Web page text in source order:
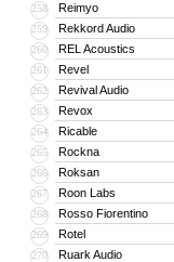
258 Reimyo
259 Rekkord Audio
260 REL Acoustics
261 Revel
262 Revival Audio
263 Revox
264 Ricable
265 Rockna
266 Roksan
267 Roon Labs
268 Rosso Fiorentino
269 Rotel
270 Ruark Audio